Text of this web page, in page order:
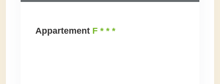
Appartement F * * *